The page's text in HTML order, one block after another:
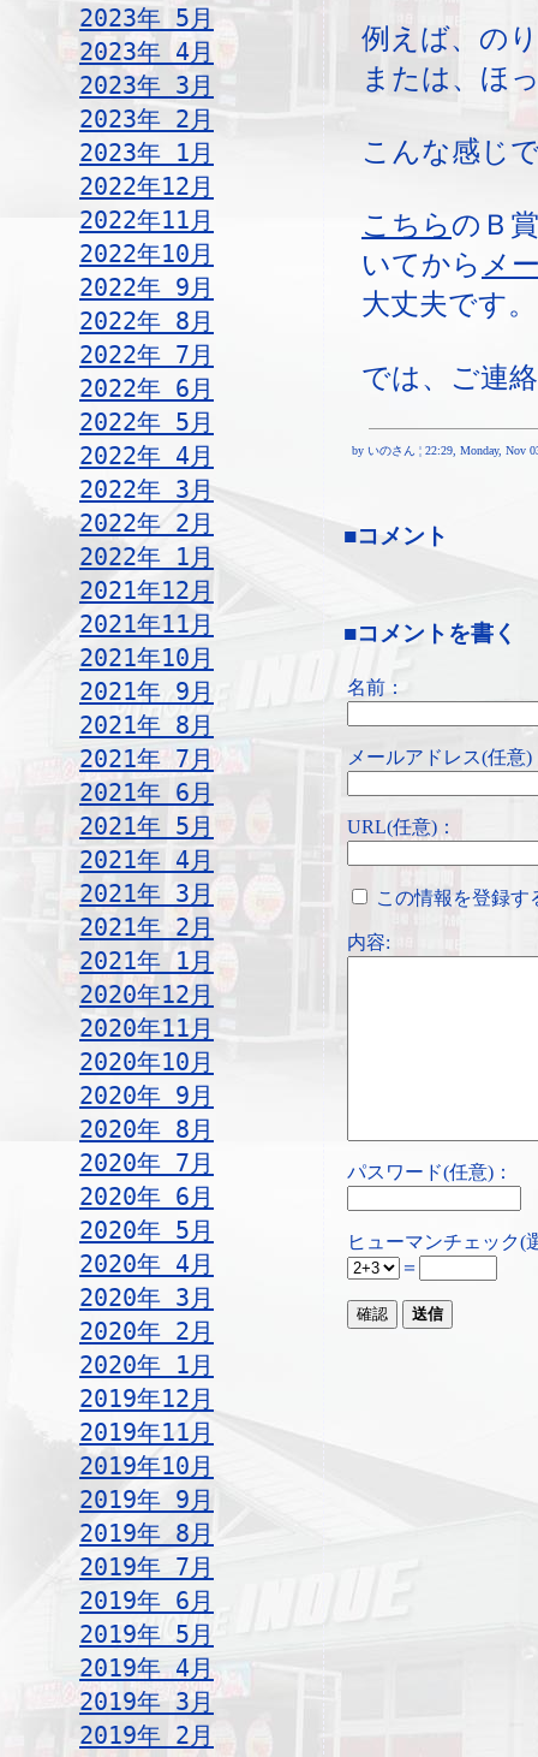
2023年 5月
2023年 4月
2023年 3月
2023年 2月
2023年 1月
2022年12月
2022年11月
2022年10月
2022年 9月
2022年 8月
2022年 7月
2022年 6月
2022年 5月
2022年 4月
2022年 3月
2022年 2月
2022年 1月
2021年12月
2021年11月
2021年10月
2021年 9月
2021年 8月
2021年 7月
2021年 6月
2021年 5月
2021年 4月
2021年 3月
2021年 2月
2021年 1月
2020年12月
2020年11月
2020年10月
2020年 9月
2020年 8月
2020年 7月
2020年 6月
2020年 5月
2020年 4月
2020年 3月
2020年 2月
2020年 1月
2019年12月
2019年11月
2019年10月
2019年 9月
2019年 8月
2019年 7月
2019年 6月
2019年 5月
2019年 4月
2019年 3月
2019年 2月
例えば、の
または、ほ
こんな感じ
こちらのＢ
いてから メ
大丈夫です。
では、ご連
by いのさん ¦ 22:29, Monday, Nov
■コメント
■コメントを書く
名前：
メールアドレス(任意)
URL(任意)：
この情報を登録す
内容:
パスワード(任意)：
ヒューマンチェック(
＝